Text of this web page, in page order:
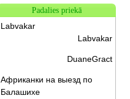
Padalies priekā
Labvakar
Labvakar
DuaneGract
Африканки на выезд по
Балашихе